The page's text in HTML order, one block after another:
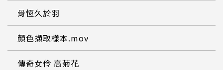
骨恆久於羽
顏色擷取樣本.mov
傳奇女伶 高菊花